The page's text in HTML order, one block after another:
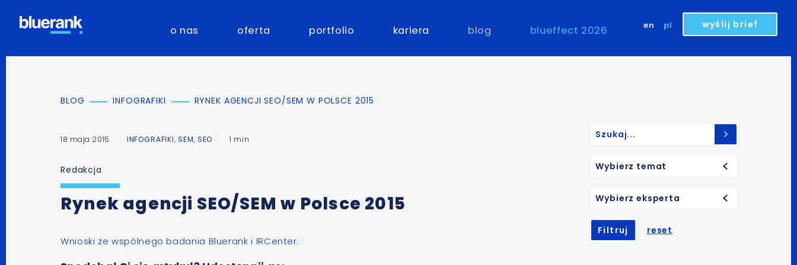
en pl wyślij brief
o nas oferta portfolio kariera blog blueffect 2026
BLOG INFOGRAFIKI RYNEK AGENCJI SEO/SEM W POLSCE 2015
18 maja 2015 INFOGRAFIKI,SEM, SEO 1 min
Redakcja
Rynek agencji SEO/SEM w Polsce 2015
Wnioski ze wspólnego badania Bluerank i IRCenter.
Wybierz temat
Wybierz eksperta
Filtruj reset